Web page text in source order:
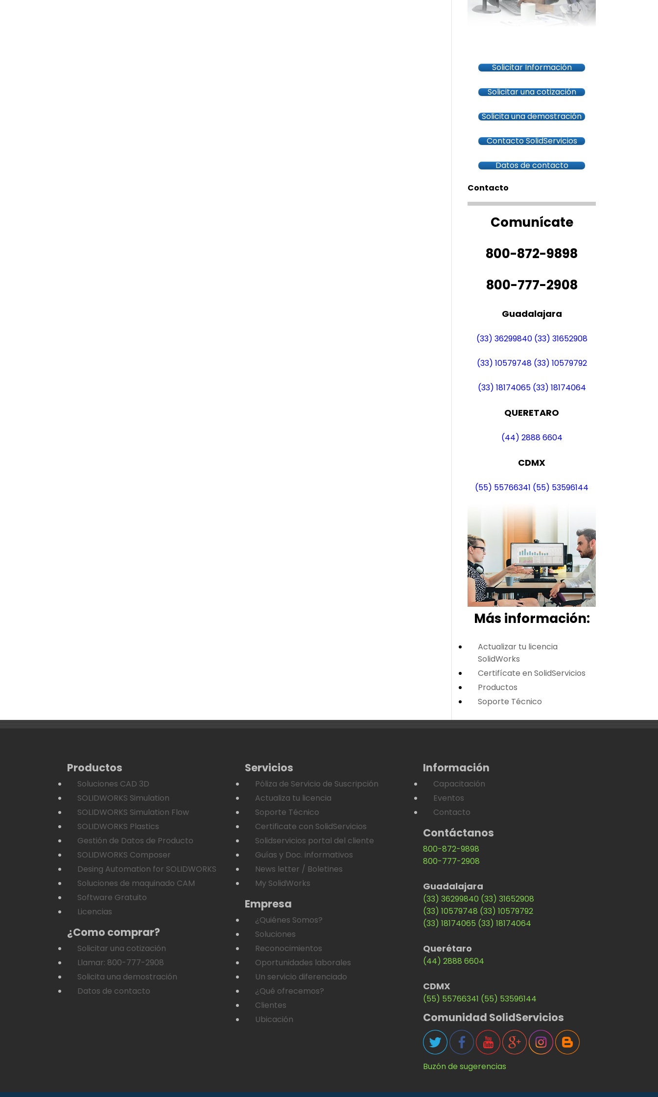
Solicitar Información
Solicitar una cotización
Solicita una demostración
Contacto SolidServicios
Datos de contacto
Contacto
Comunícate
800-872-9898
800-777-2908
Guadalajara
(33) 36299840 (33) 31652908
(33) 10579748 (33) 10579792
(33) 18174065 (33) 18174064
QUERETARO
(44) 2888 6604
CDMX
(55) 55766341 (55) 53596144
Más información:
Actualizar tu licencia
SolidWorks
Certifícate en SolidServicios
Productos
Soporte Técnico
Productos
Soluciones CAD 3D
SOLIDWORKS Simulation
SOLIDWORKS Simulation Flow
SOLIDWORKS Plastics
Gestión de Datos de Producto
SOLIDWORKS Composer
Desing Automation for SOLIDWORKS
Soluciones de maquinado CAM
Software Gratuito
Licencias
¿Como comprar?
Solicitar una cotización
Llamar: 800-777-2908
Solicita una demostración
Datos de contacto
Servicios
Póliza de Servicio de Suscripción
Actualiza tu licencia
Soporte Técnico
Certificate con SolidServicios
Solidservicios portal del cliente
Guías y Doc. informativos
News letter / Boletines
My SolidWorks
Empresa
¿Quiénes Somos?
Soluciones
Reconocimientos
Oportunidades laborales
Un servicio diferenciado
¿Qué ofrecemos?
Clientes
Ubicación
Información
Capacitación
Eventos
Contacto
Contáctanos
800-872-9898
800-777-2908
Guadalajara
(33) 36299840 (33) 31652908
(33) 10579748 (33) 10579792
(33) 18174065 (33) 18174064
Querétaro
(44) 2888 6604
CDMX
(55) 55766341 (55) 53596144
Comunidad SolidServicios
Buzón de sugerencias